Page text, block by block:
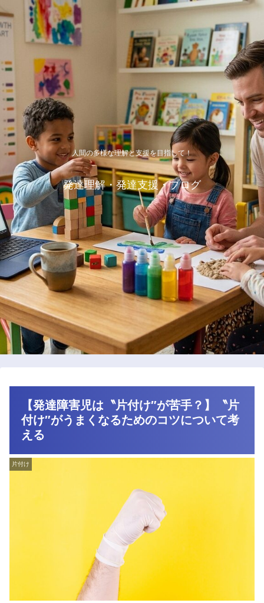
人間の多様な理解と支援を目指して！
発達理解・発達支援・ブログ
【発達障害児は〝片付け″が苦手？】〝片
付け″がうまくなるためのコツについて考
える
片付け